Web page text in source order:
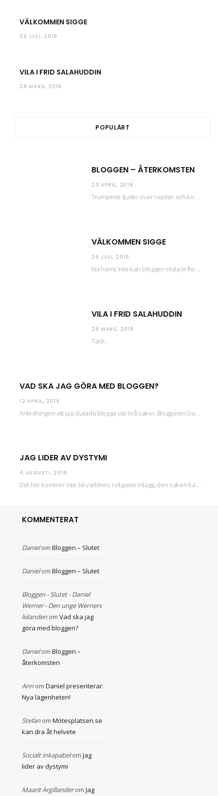
VÄLKOMMEN SIGGE
26 JULI, 2018
VILA I FRID SALAHUDDIN
28 MARS, 2018
POPULÄRT
BLOGGEN – ÅTERKOMSTEN
23 APRIL, 2019
Trumpeter ljuder över nejden och konfetti regnar längsmed husfasaderna – FREDEN ÄR HÄR! Eller ahem.…
VÄLKOMMEN SIGGE
26 JULI, 2018
Nä hörni; inte kan bloggen sluta (eftersom jag så sällan uppdaterar skiten) i sånt supermoll.…
VILA I FRID SALAHUDDIN
28 MARS, 2018
Tack.
VAD SKA JAG GÖRA MED BLOGGEN?
12 APRIL, 2019
Anledningen att jag slutade blogga var två saker. Bloggaren Daniel skrev ut checkar som personen…
JAG LIDER AV DYSTYMI
4 AUGUSTI, 2016
Det här kommer inte bli världens roligaste inlägg, den saken kan ni räkna med. Det…
KOMMENTERAT
Danielom Bloggen – Slutet
Danielom Bloggen – Slutet
Bloggen - Slutet - Daniel
Werner - Den unge Werners
lidanden om Vad ska jag
göra med bloggen?
Danielom Bloggen –
återkomsten
Ann om Daniel presenterar:
Nya lägenheten!
Stefan om Mötesplatsen.se
kan dra åt helvete
Socialt inkapabelom Jag
lider av dystymi
Maarit Argillanderom Jag